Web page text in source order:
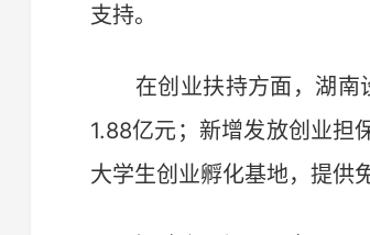
支持。
在创业扶持方面，湖南
1.88亿元；新增发放创业担
大学生创业孵化基地，提供